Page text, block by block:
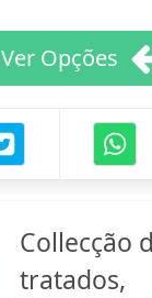
Ver Opções
Collecção
tratados,